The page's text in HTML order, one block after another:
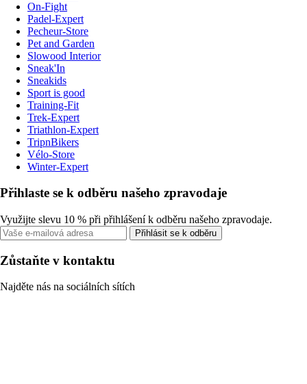
On-Fight
Padel-Expert
Pecheur-Store
Pet and Garden
Slowood Interior
Sneak'In
Sneakids
Sport is good
Training-Fit
Trek-Expert
Triathlon-Expert
TripnBikers
Vélo-Store
Winter-Expert
Přihlaste se k odběru našeho zpravodaje
Využijte slevu 10 % při přihlášení k odběru našeho zpravodaje.
Přihlásit se k odběru
Zůstaňte v kontaktu
Najděte nás na sociálních sítích